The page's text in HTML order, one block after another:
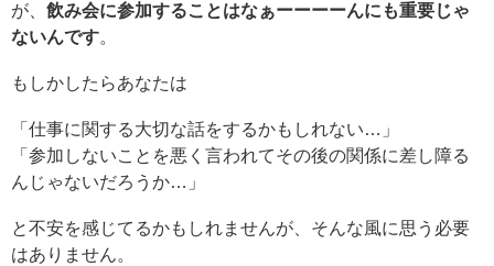
が、 飲み会に参加することはなぁーーーーんにも重要じゃ
ないんです。
もしかしたらあなたは
「仕事に関する大切な話をするかもしれない…」
「参加しないことを悪く言われてその後の関係に差し障る
んじゃないだろうか…」
と不安を感じてるかもしれませんが、そんな風に思う必要
はありません。